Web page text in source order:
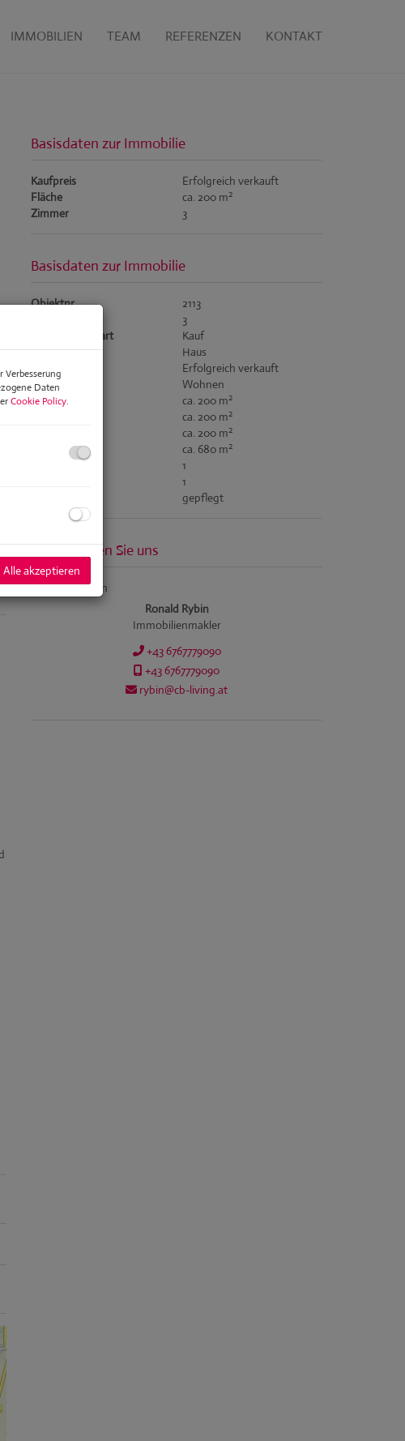
IMMOBILIEN TEAM REFERENZEN KONTAKT
Basisdaten zur Immobilie
Kaufpreis
Erfolgreich verkauft
Fläche
ca. 200 m2
Zimmer 3
Basisdaten zur Immobilie
Objektnr.
2113
3
Vermarktungsart
Kauf
Objektart
Haus
Kaufpreis
Erfolgreich verkauft
Nutzungsart
Wohnen
Fläche
ca. 200 m2
ca. 200 m2
ca. 200 m2
Grundfläche ca. 680 m2
1
1
gepflegt
Kontaktieren Sie uns
Ronald Rybin
Immobilienmakler
+43 6767779090
+43 6767779090
rybin@cb-living.at
Daten
Cookie Policy.
Alle akzeptieren